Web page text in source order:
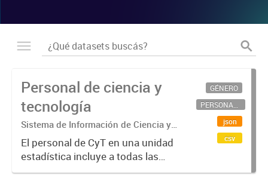
Personal de ciencia y
tecnología
Sistema de Información de Ciencia y
Tecnología Argentino (SICYTAR)
El personal de CyT en una unidad
estadística incluye a todas las
personas involucradas
GÉNERO
PERSONAL CIENTÍFICO-TECNOLÓGICO
json
csv